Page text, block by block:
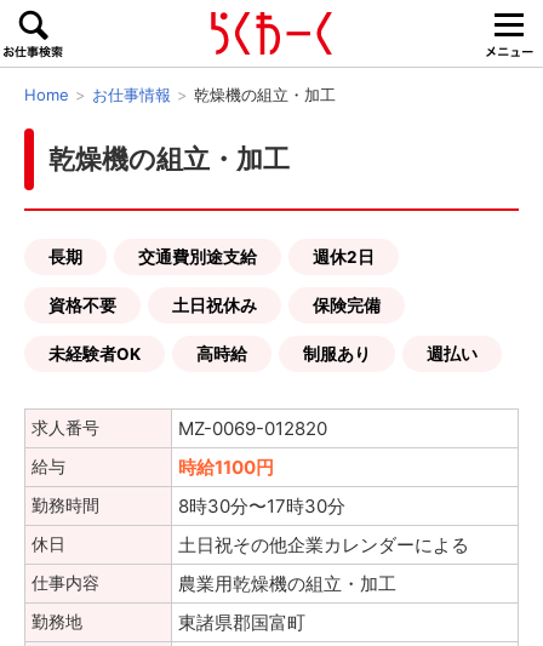
Home お仕事情報 乾燥機の組立・加工
乾燥機の組立・加工
長期 交通費別途支給 週休2日
資格不要 土日祝休み 保険完備
未経験者OK 高時給 制服あり 週払い
求人番号 MZ-0069-012820
給与 時給1100円
勤務時間 8時30分〜17時30分
休日 土日祝その他企業カレンダーによる
仕事内容 農業用乾燥機の組立・加工
勤務地 東諸県郡国富町